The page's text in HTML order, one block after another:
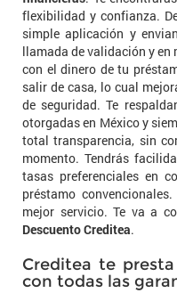
flexibilidad y confianza.
simple aplicación y
llamada de validación y en
con el dinero de tu
salir de casa, lo cual
de seguridad. Te
otorgadas en México y
total transparencia, sin
momento. Tendrás
tasas preferenciales en
préstamo
mejor servicio. Te va a
Descuento Creditea.
Creditea te
con todas las